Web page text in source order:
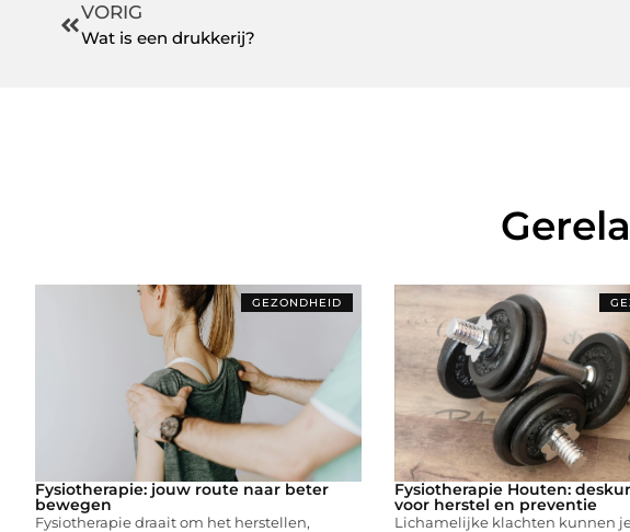
VORIG
Wat is een drukkerij?
GEZONDHEID
Fysiotherapie: jouw route naar beter
bewegen
Fysiotherapie draait om het herstellen,
Fysiotherapie Houten:
voor herstel en preventie
Lichamelijke klachten kunnen